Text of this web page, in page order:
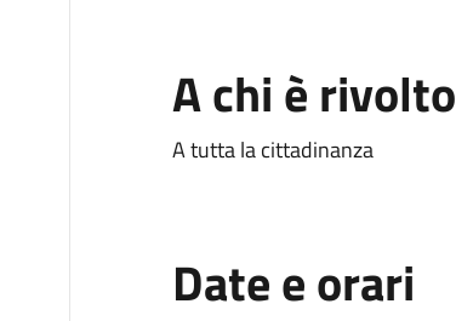
A chi è rivolto
A tutta la cittadinanza
Date e orari